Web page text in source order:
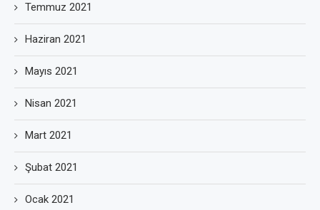
Temmuz 2021
Haziran 2021
Mayıs 2021
Nisan 2021
Mart 2021
Şubat 2021
Ocak 2021